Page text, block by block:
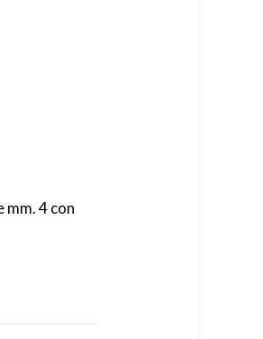
mm. 4 con